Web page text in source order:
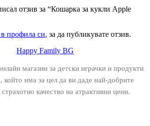
отзив за “Кошарка за кукли Apple
в профила си, за да публикувате отзив.
магазин за детски играчки и продукти
който има за цел да ви даде най-добрите
качество на атрактивни цени.